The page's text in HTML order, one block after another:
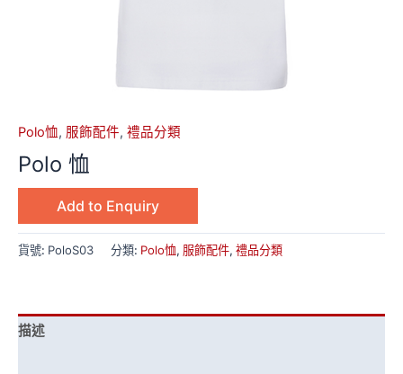
Polo恤, 服飾配件, 禮品分類
Polo 恤
Add to Enquiry
貨號: PoloS03 分類: Polo恤, 服飾配件, 禮品分類
描述